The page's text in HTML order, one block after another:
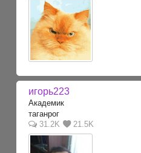
игорь223
Академик
таганрог
31.2K
21.5K